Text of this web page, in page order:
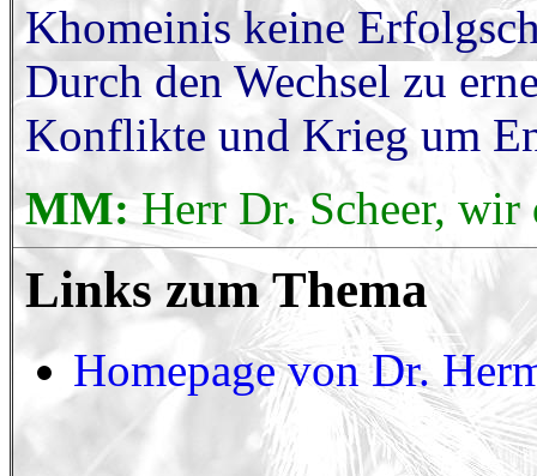
Khomeinis keine
Durch den Wechsel zu
Konflikte und Krieg um
MM: Herr Dr. Scheer,
Links zum Thema
Homepage von Dr.